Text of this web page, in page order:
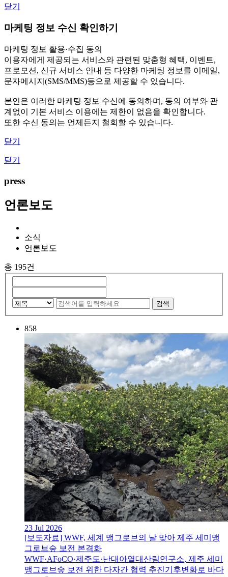
닫기
마케팅 정보 수신 확인하기
마케팅 정보 활용·수집 동의
이용자에게 제공되는 서비스와 관련된 맞춤형 혜택, 이벤트,
프로모션, 신규 서비스 안내 등 다양한 마케팅 정보를 이메일,
문자메시지(SMS/MMS)등으로 제공할 수 있습니다.
본인은 이러한 마케팅 정보 수신에 동의하며, 동의 여부와 관
계없이 기본 서비스 이용에는 제한이 없음을 확인합니다.
또한 수신 동의는 언제든지 철회할 수 있습니다.
닫기
닫기
press
언론보도
소식
언론보도
총 195건
검색
858
23 Jul 2026
[보도자료] WWF, 세계 맹그로브의 날 맞아 제주 세미맹
그로브숲 보전 본격화
WWF·AFoCO·제주도·난대아열대산림연구소, 제주 세미
맹그로브숲 보전 위한 다자간 협력 추진기후변화로 바다